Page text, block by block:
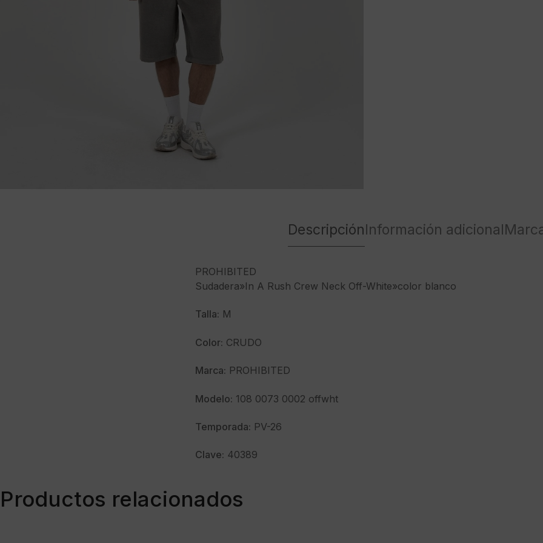
DescripciónInformación adicional
PROHIBITED
Sudadera»In A Rush Crew Neck Off-White»color blanco
Talla: M
Color: CRUDO
Marca: PROHIBITED
Modelo: 108 0073 0002 offwht
Temporada: PV-26
Clave: 40389
Productos relacionados